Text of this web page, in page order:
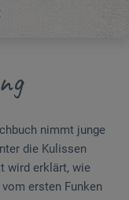
nimmt junge
die Kulissen
wird erklärt, wie
ersten Funken